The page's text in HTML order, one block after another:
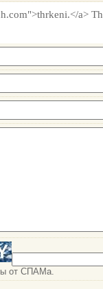
a>
от СПАМа.